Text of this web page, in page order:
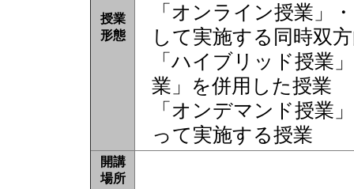
授業
形態
「オンライン授業」
して実施する同時双
「ハイブリッド授業
業」を併用した授業
「オンデマンド授業
って実施する授業
開講
場所